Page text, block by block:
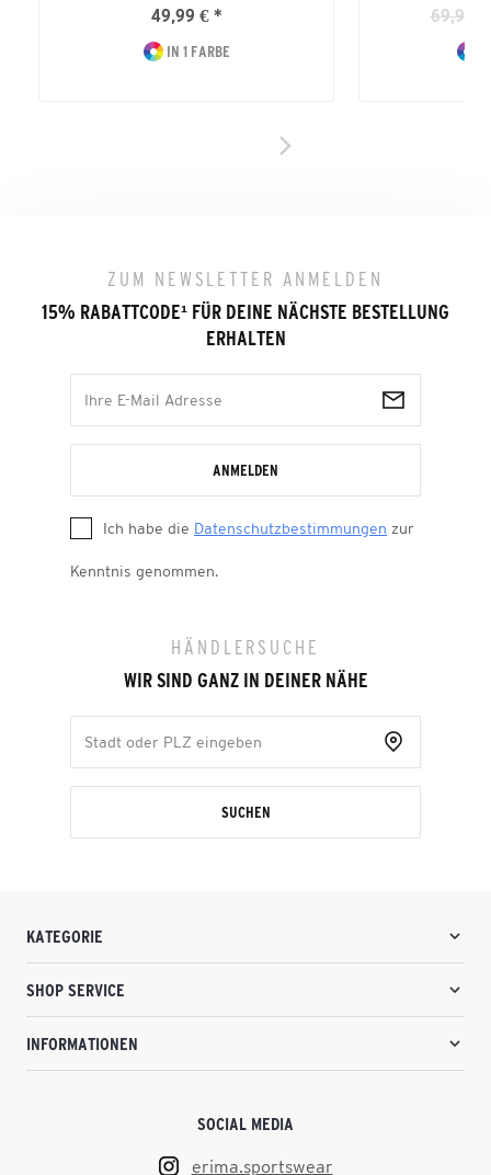
49,99 € *
IN 1 FARBE
69,99
ZUM NEWSLETTER ANMELDEN
15% RABATTCODE¹ FÜR DEINE NÄCHSTE BESTELLUNG
ERHALTEN
ANMELDEN
Ich habe die Datenschutzbestimmungen zur
Kenntnis genommen.
HÄNDLERSUCHE
WIR SIND GANZ IN DEINER NÄHE
SUCHEN
KATEGORIE
SHOP SERVICE
INFORMATIONEN
SOCIAL MEDIA
erima.sportswear